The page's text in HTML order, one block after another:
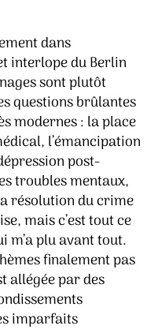
dans
interlope du Berlin
sont plutôt
questions brûlantes
modernes : la place
l’émancipation
post-
troubles mentaux,
résolution du crime
mais c’est tout ce
m’a plu avant tout.
finalement pas
allégée par des
imparfaits